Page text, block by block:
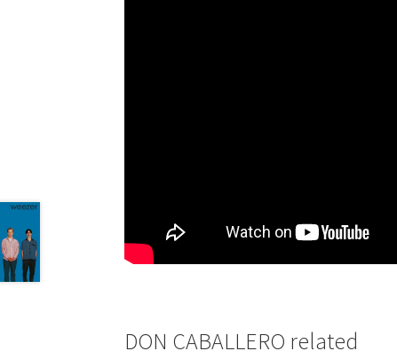
DON CABALLERO related